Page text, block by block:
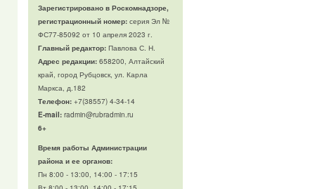
Зарегистрировано в Роскомнадзоре,
регистрационный номер:серия Эл №
ФС77-85092 от 10 апреля 2023 г.
Главный редактор:Павлова С. Н.
Адрес редакции:658200, Алтайский
край, город Рубцовск, ул. Карла
Маркса, д.182
Телефон:+7(38557) 4-34-14
E-mail:radmin@rubradmin.ru
6+
Время работы Администрации
района и ее органов:
Пн 8:00 - 13:00, 14:00 - 17:15